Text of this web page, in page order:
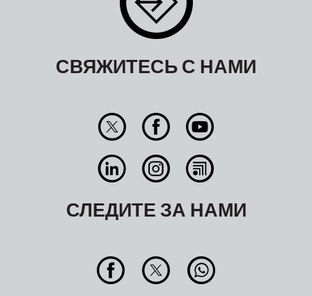
СВЯЖИТЕСЬ С НАМИ
СЛЕДИТЕ ЗА НАМИ